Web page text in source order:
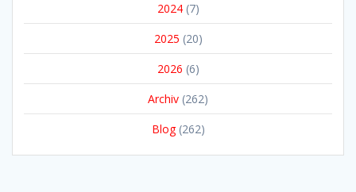
2024(7)
2025 (20)
2026 (6)
Archiv (262)
Blog(262)